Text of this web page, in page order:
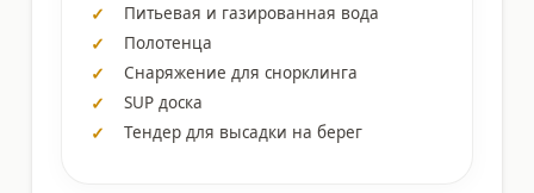
Питьевая и газированная вода
Полотенца
Снаряжение для снорклинга
SUP доска
Тендер для высадки на берег